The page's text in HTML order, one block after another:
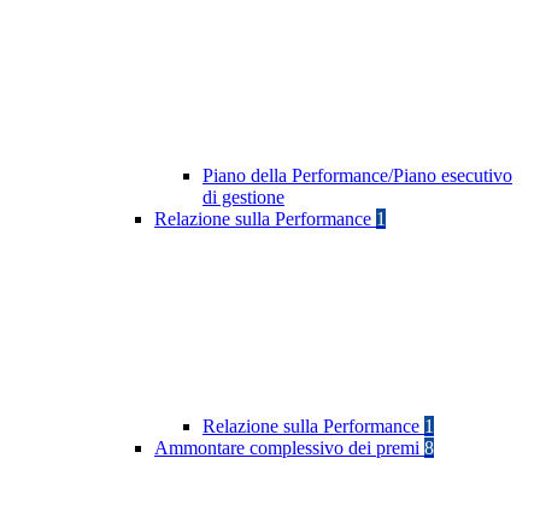
Piano della Performance/Piano esecutivo
di gestione
Relazione sulla Performance 1
Relazione sulla Performance 1
Ammontare complessivo dei premi 8